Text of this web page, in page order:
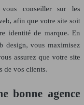
vous conseiller sur les
afin que votre site soit
identité de marque. En
design, vous maximisez
assurez que votre site
de vos clients.
bonne agence